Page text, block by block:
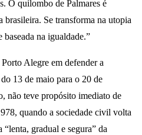
O quilombo de Palmares é
brasileira. Se transforma na utopia
baseada na igualdade.”
Alegre em defender a
13 de maio para o 20 de
não teve propósito imediato de
quando a sociedade civil volta
gradual e segura” da